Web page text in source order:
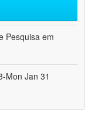
Pesquisa em
Mon Jan 31